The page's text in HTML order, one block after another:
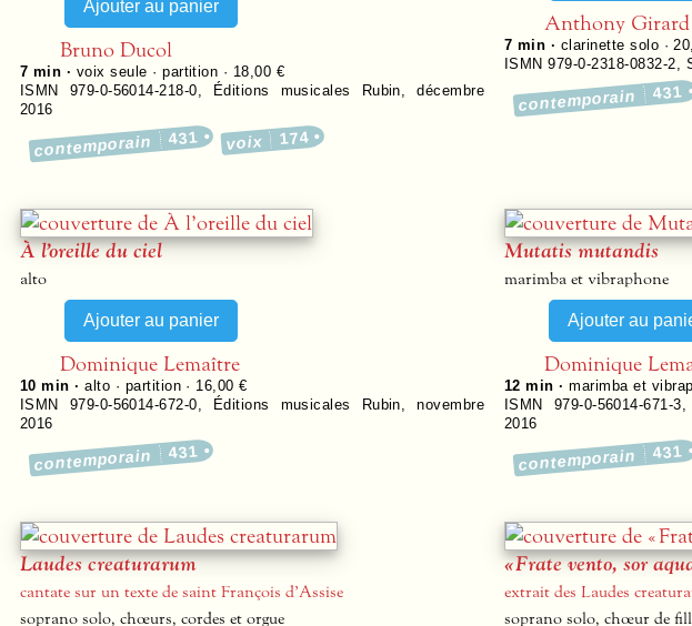
Bruno Ducol
7 min · voix seule · partition · 18,00 €
ISMN 979-0-56014-218-0
Éditions musicales Rubin ,décembre
2016
contemporain 431 voix 174
Anthony Girard
7 min · clarinette solo ·
ISMN 979-0-2318-0832-2
contemporain 431
À l’oreille du ciel
alto
Dominique Lemaître
10 min ·alto · partition · 16,00 €
ISMN 979-0-56014-672-0
Éditions musicales Rubin ,novembre
2016
contemporain 431
Mutatis mutandis
marimba et vibraphone
Dominique
12 min ·marimba et
ISMN 979-0-56014-671-3
2016
contemporain 431
Laudes creaturarum
cantate sur un texte de saint François d’Assise
soprano solo, chœurs, cordes et orgue
« Frate vento, sor
extrait des Laudes
soprano solo, chœur de